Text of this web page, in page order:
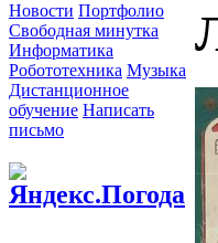
Новости Портфолио
Свободная минутка
Информатика
Робототехника Музыка
Дистанционнoе
обучение Написать
письмо